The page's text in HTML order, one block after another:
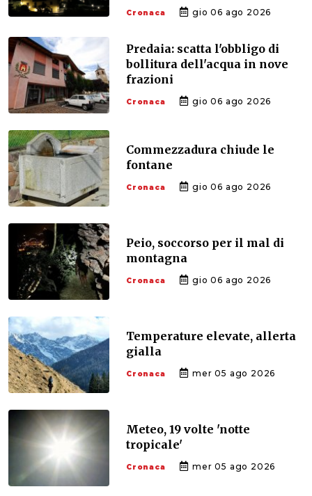
Cronaca gio 06 ago 2026
Predaia: scatta l'obbligo di
bollitura dell'acqua in nove
frazioni
Cronaca gio 06 ago 2026
Commezzadura chiude le
fontane
Cronaca gio 06 ago 2026
Peio, soccorso per il mal di
montagna
Cronaca gio 06 ago 2026
Temperature elevate, allerta
gialla
Cronaca mer 05 ago 2026
Meteo, 19 volte 'notte
tropicale'
Cronaca mer 05 ago 2026